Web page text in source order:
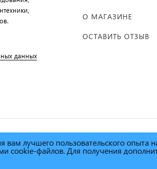
данных
О МАГАЗИНЕ
ОСТАВИТЬ ОТЗЫВ
1995г. -
вам лучшего пользовательского опыта
cookie-файлов. Для получения